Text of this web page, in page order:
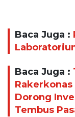
Baca Juga :
Baca Juga :
Rakerkonas
Dorong
Tembus